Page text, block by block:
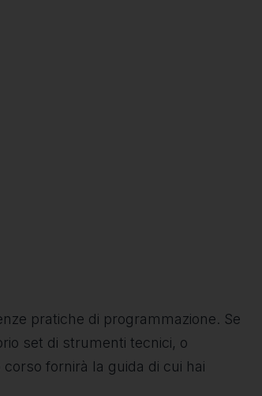
pratiche di programmazione. Se
set di strumenti tecnici, o
fornirà la guida di cui hai